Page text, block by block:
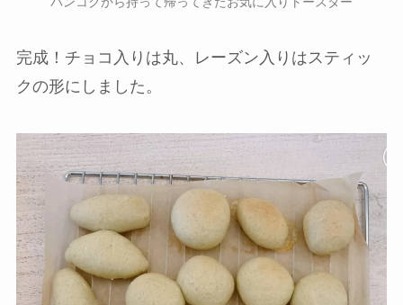
完成！チョコ入りは丸、レーズン入りはスティッ
クの形にしました。